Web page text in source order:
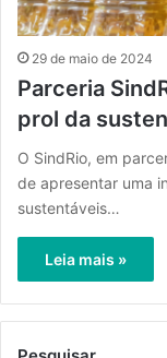
29 de maio de 2024
Parceria
prol da
O SindRio, em
de apresentar uma
sustentáveis…
Leia mais »